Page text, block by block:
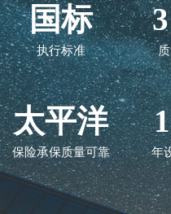
国标
执行标准
太平洋
保险承保质量可靠 年